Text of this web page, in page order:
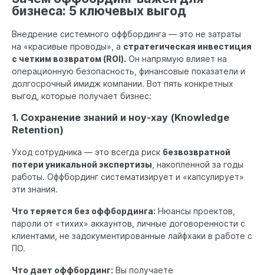
бизнеса: 5 ключевых выгод
Внедрение системного оффбординга — это не затраты
на «красивые проводы», а стратегическая инвестиция
с четким возвратом (ROI). Он напрямую влияет на
операционную безопасность, финансовые показатели и
долгосрочный имидж компании. Вот пять конкретных
выгод, которые получает бизнес:
1. Сохранение знаний и ноу-хау (Knowledge
Retention)
Уход сотрудника — это всегда риск безвозвратной
потери уникальной экспертизы , накопленной за годы
работы. Оффбординг систематизирует и «капсулирует»
эти знания.
Что теряется без оффбординга: Нюансы проектов,
пароли от «тихих» аккаунтов, личные договоренности с
клиентами, не задокументированные лайфхаки в работе с
ПО.
Что дает оффбординг: Вы получаете